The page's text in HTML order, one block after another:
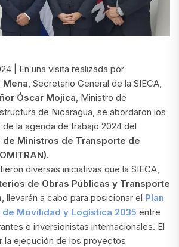
| En una visita realizada por
Mena , Secretario General de la SIECA,
Óscar Mojica , Ministro de
de Nicaragua, se abordaron los
la agenda de trabajo 2024 del
de Ministros de Transporte de
diversas iniciativas que la SIECA,
de Obras Públicas y Transporte
, llevarán a cabo para posicionar el Plan
Movilidad y Logística 2035 entre
e inversionistas internacionales. El
la ejecución de los proyectos